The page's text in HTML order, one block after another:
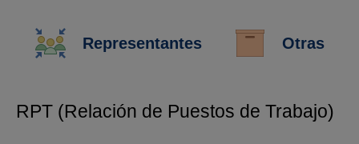
Representantes Otras
RPT (Relación de Puestos de Trabajo)